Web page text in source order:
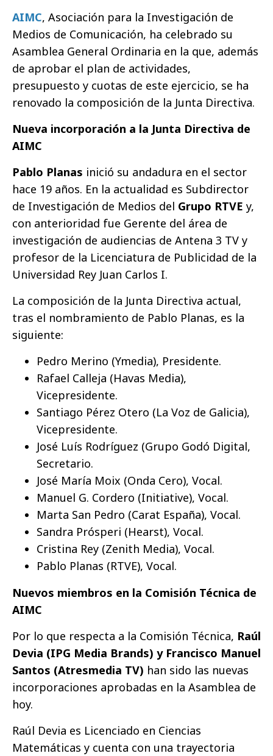
AIMC, Asociación para la Investigación de
Medios de Comunicación, ha celebrado su
Asamblea General Ordinaria en la que, además
de aprobar el plan de actividades,
presupuesto y cuotas de este ejercicio, se ha
renovado la composición de la Junta Directiva.
Nueva incorporación a la Junta Directiva de
AIMC
Pablo Planas inició su andadura en el sector
hace 19 años. En la actualidad es Subdirector
de Investigación de Medios del Grupo RTVE y,
con anterioridad fue Gerente del área de
investigación de audiencias de Antena 3 TV y
profesor de la Licenciatura de Publicidad de la
Universidad Rey Juan Carlos I.
La composición de la Junta Directiva actual,
tras el nombramiento de Pablo Planas, es la
siguiente:
Pedro Merino (Ymedia), Presidente.
Rafael Calleja (Havas Media),
Vicepresidente.
Santiago Pérez Otero (La Voz de Galicia),
Vicepresidente.
José Luís Rodríguez (Grupo Godó Digital,
Secretario.
José María Moix (Onda Cero), Vocal.
Manuel G. Cordero (Initiative), Vocal.
Marta San Pedro (Carat España), Vocal.
Sandra Prósperi (Hearst), Vocal.
Cristina Rey (Zenith Media), Vocal.
Pablo Planas (RTVE), Vocal.
Nuevos miembros en la Comisión Técnica de
AIMC
Por lo que respecta a la Comisión Técnica, Raúl
Devia (IPG Media Brands) y Francisco Manuel
Santos (Atresmedia TV) han sido las nuevas
incorporaciones aprobadas en la Asamblea de
hoy.
Raúl Devia es Licenciado en Ciencias
Matemáticas y cuenta con una trayectoria